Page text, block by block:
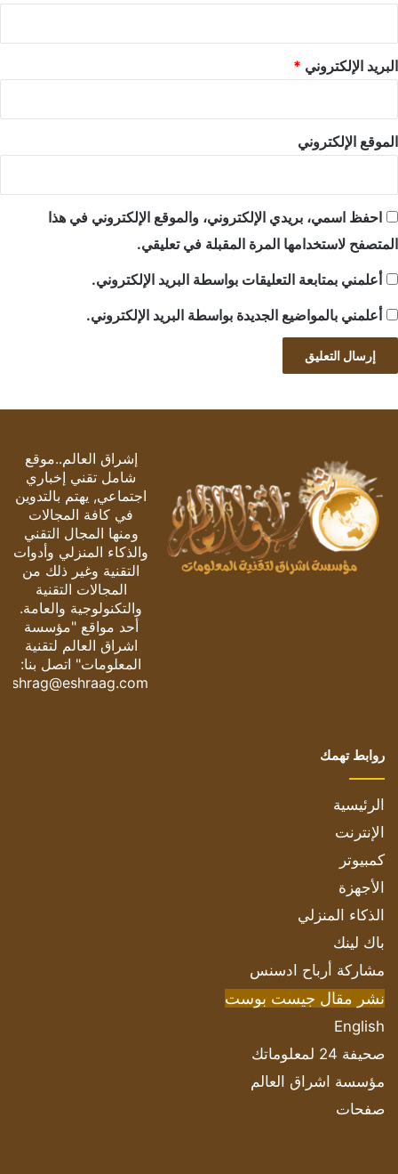
البريد الإلكتروني *
الموقع الإلكتروني
احفظ اسمي، بريدي الإلكتروني، والموقع الإلكتروني في هذا
المتصفح لاستخدامها المرة المقبلة في تعليقي.
أعلمني بمتابعة التعليقات بواسطة البريد الإلكتروني.
أعلمني بالمواضيع الجديدة بواسطة البريد الإلكتروني.
إشراق العالم..موقع
شامل تقني إخباري
اجتماعي, يهتم بالتدوين
في كافة المجالات
ومنها المجال التقني
والذكاء المنزلي وأدوات
التقنية وغير ذلك من
المجالات التقنية
والتكنولوجية والعامة.
أحد مواقع "مؤسسة
اشراق العالم لتقنية
المعلومات" اتصل بنا:
eshrag@eshraag.com
روابط تهمك
الرئيسية
الإنترنت
كمبيوتر
الأجهزة
الذكاء المنزلي
باك لينك
مشاركة أرباح ادسنس
نشر مقال جيست بوست
English
صحيفة 24 لمعلوماتك
مؤسسة اشراق العالم
صفحات